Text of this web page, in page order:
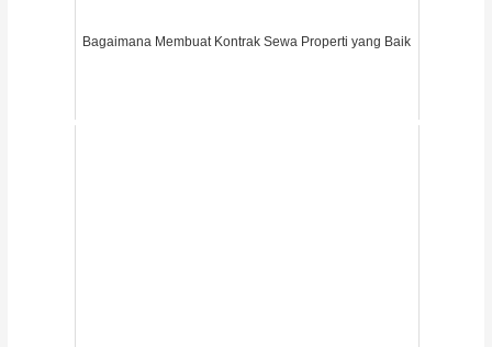
Bagaimana Membuat Kontrak Sewa Properti yang Baik